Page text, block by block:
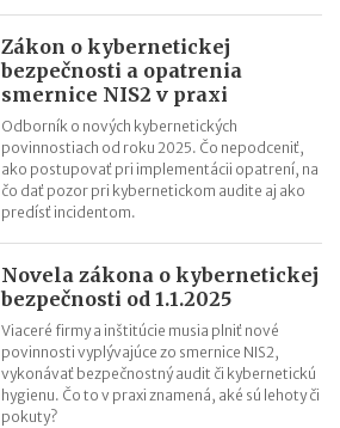
Zákon o kybernetickej
bezpečnosti a opatrenia
smernice NIS2 v praxi
Odborník o nových kybernetických
povinnostiach od roku 2025. Čo nepodceniť,
ako postupovať pri implementácii opatrení, na
čo dať pozor pri kybernetickom audite aj ako
predísť incidentom.
Novela zákona o kybernetickej
bezpečnosti od 1.1.2025
Viaceré firmy a inštitúcie musia plniť nové
povinnosti vyplývajúce zo smernice NIS2,
vykonávať bezpečnostný audit či kybernetickú
hygienu. Čo to v praxi znamená, aké sú lehoty či
pokuty?